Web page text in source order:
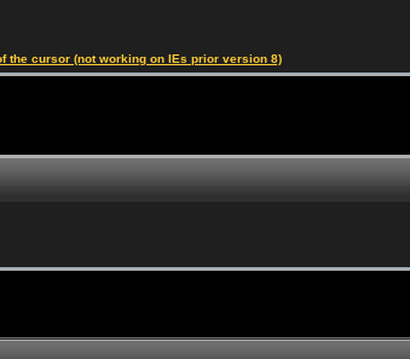
the cursor (not working on IEs prior version 8)